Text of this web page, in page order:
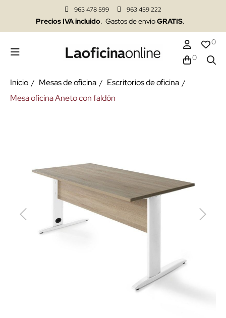
963 478 599 963 459 222
Precios IVA incluido. Gastos de envíoGRATIS.
0
0
Inicio Mesas de oficina
Escritorios de oficina
Mesa oficina Aneto con faldón